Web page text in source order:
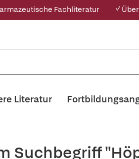
Fachliteratur ✓
Literatur
Suchbegriff